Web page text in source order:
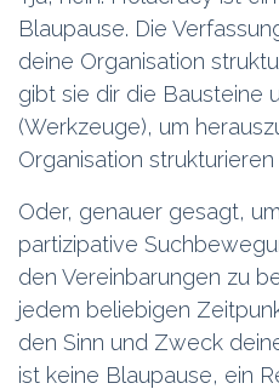
Blaupause. Die
deine Organisation
gibt sie dir die Bausteine
(Werkzeuge), um
Organisation
Oder, genauer gesagt,
partizipative
den Vereinbarungen zu
jedem beliebigen
den Sinn und Zweck
ist keine Blaupause, ein